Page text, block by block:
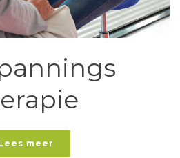
meer